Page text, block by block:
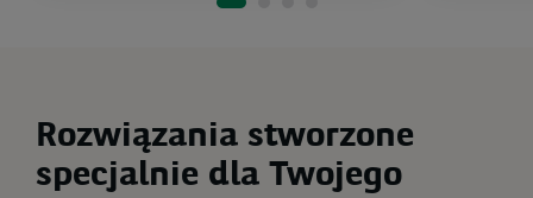
Rozwiązania stworzone
specjalnie dla Twojego